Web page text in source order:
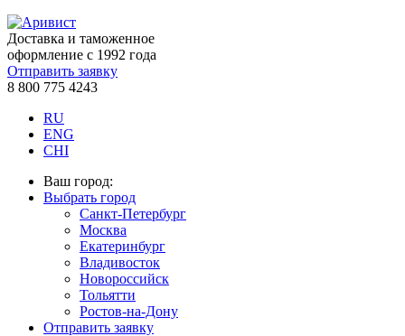
Доставка и таможенное
оформление с 1992 года
Отправить заявку
8 800 775 4243
RU
ENG
CHI
Ваш город:
Выбрать город
Санкт-Петербург
Москва
Екатеринбург
Владивосток
Новороссийск
Тольятти
Ростов-на-Дону
Отправить заявку